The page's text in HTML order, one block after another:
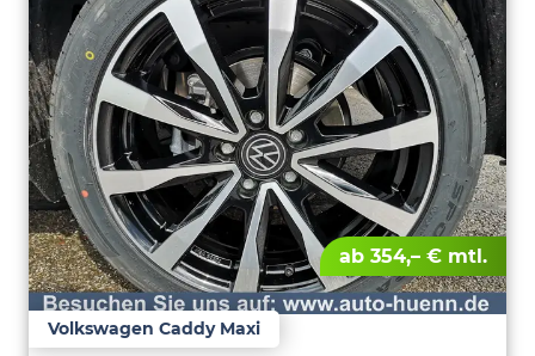
ab 354,– € mtl.
Volkswagen Caddy Maxi